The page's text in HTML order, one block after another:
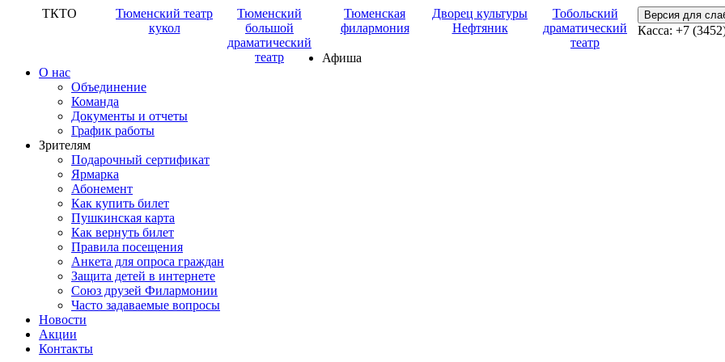
ТКТО
Тюменский театр
кукол
Тюменский
большой
драматический
театр
Тюменская
филармония
Дворец культуры
Нефтяник
Тобольский
драматический
театр
Версия для
Касса: +7
Афиша
О нас
Объединение
Команда
Документы и отчеты
График работы
Зрителям
Подарочный сертификат
Ярмарка
Абонемент
Как купить билет
Пушкинская карта
Как вернуть билет
Правила посещения
Анкета для опроса граждан
Защита детей в интернете
Союз друзей Филармонии
Часто задаваемые вопросы
Новости
Акции
Контакты